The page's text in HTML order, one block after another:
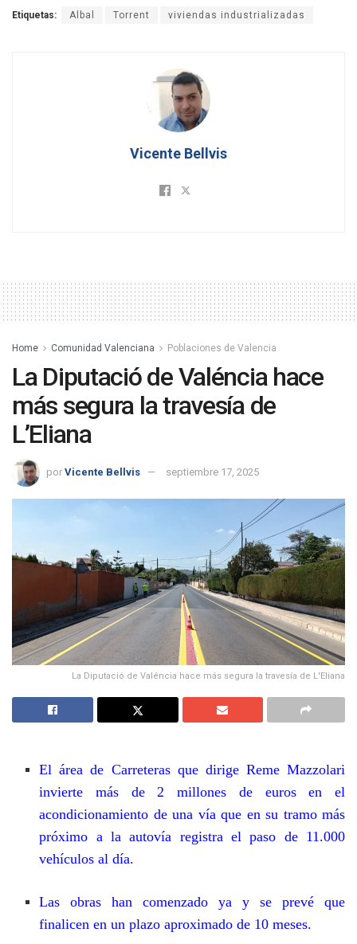
Etiquetas: Albal Torrent viviendas industrializadas
Vicente Bellvis
Home Comunidad Valenciana Poblaciones de Valencia
La Diputació de Valéncia hace
más segura la travesía de
L’Eliana
por Vicente Bellvis septiembre 17, 2025
La Diputació de Valéncia hace más segura la travesía de L'Eliana
El área de Carreteras que dirige Reme Mazzolari
invierte más de 2 millones de euros en el
acondicionamiento de una vía que en su tramo más
próximo a la autovía registra el paso de 11.000
vehículos al día.
Las obras han comenzado ya y se prevé que
finalicen en un plazo aproximado de 10 meses.